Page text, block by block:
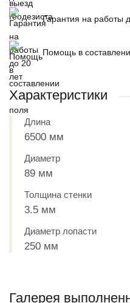
Гарантия на работы
Помощь в
Характеристики
Длина
6500 мм
Диаметр
89 мм
Толщина стенки
3.5 мм
Диаметр лопасти
250 мм
Галерея